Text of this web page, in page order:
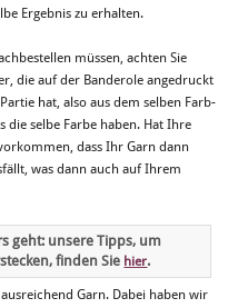
Ergebnis zu erhalten.
müssen, achten Sie
die auf der Banderole angedruckt
hat, also aus dem selben Farb-
die selbe Farbe haben. Hat Ihre
dass Ihr Garn dann
was dann auch auf Ihrem
geht: unsere Tipps, um
finden Sie hier.
Garn. Dabei haben wir